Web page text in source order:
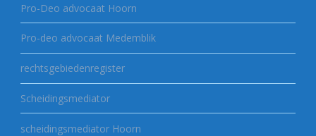
Pro-Deo advocaat Hoorn
Pro-deo advocaat Medemblik
rechtsgebiedenregister
Scheidingsmediator
scheidingsmediator Hoorn